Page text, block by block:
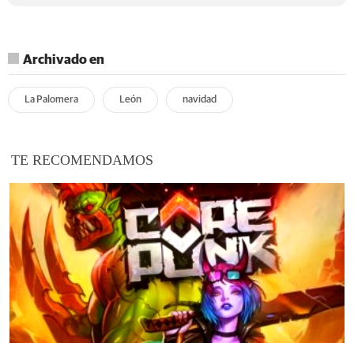
Archivado en
La Palomera León navidad
TE RECOMENDAMOS